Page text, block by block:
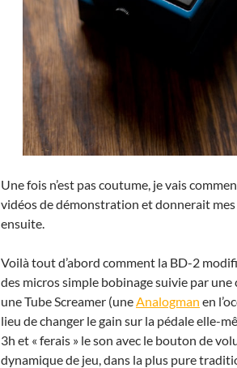
Une fois n’est pas coutume, je vais
vidéos de démonstration et donnerait
ensuite.
Voilà tout d’abord comment la BD-2
des micros simple bobinage suivie par
une Tube Screamer (une Analogman en
lieu de changer le gain sur la pédale elle-
3h et « ferais » le son avec le bouton de
dynamique de jeu, dans la plus pure